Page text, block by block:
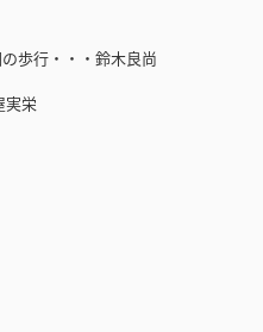
歩行・・・鈴木良尚
実栄